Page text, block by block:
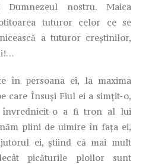
nostru. Maica
tuturor celor ce se
a tuturor creştinilor,
persoana ei, la maxima
care Însuşi Fiul ei a simţit-o,
învrednicit-o a fi tron al lui
plini de uimire în faţa ei,
ei, ştiind că mai mult
picăturile ploilor sunt